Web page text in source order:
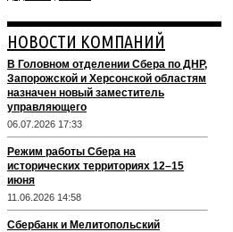
НОВОСТИ КОМПАНИЙ
В Головном отделении Сбера по ДНР,
Запорожской и Херсонской областям
назначен новый заместитель
управляющего
06.07.2026 17:33
Режим работы Сбера на
исторических территориях 12–15
июня
11.06.2026 14:58
Сбербанк и Мелитопольский